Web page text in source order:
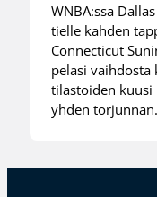
WNBA:ssa
tielle kahden
Connecticut
pelasi
tilastoiden kuusi
yhden torjunnan.